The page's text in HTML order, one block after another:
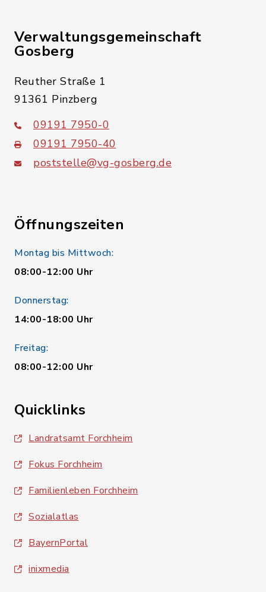
Verwaltungsgemeinschaft
Gosberg
Reuther Straße 1
91361 Pinzberg
09191 7950-0
09191 7950-40
poststelle@vg-gosberg.de
Öffnungszeiten
Montag bis Mittwoch:
08:00-12:00 Uhr
Donnerstag:
14:00-18:00 Uhr
Freitag:
08:00-12:00 Uhr
Quicklinks
Landratsamt Forchheim
Fokus Forchheim
Familienleben Forchheim
Sozialatlas
BayernPortal
inixmedia